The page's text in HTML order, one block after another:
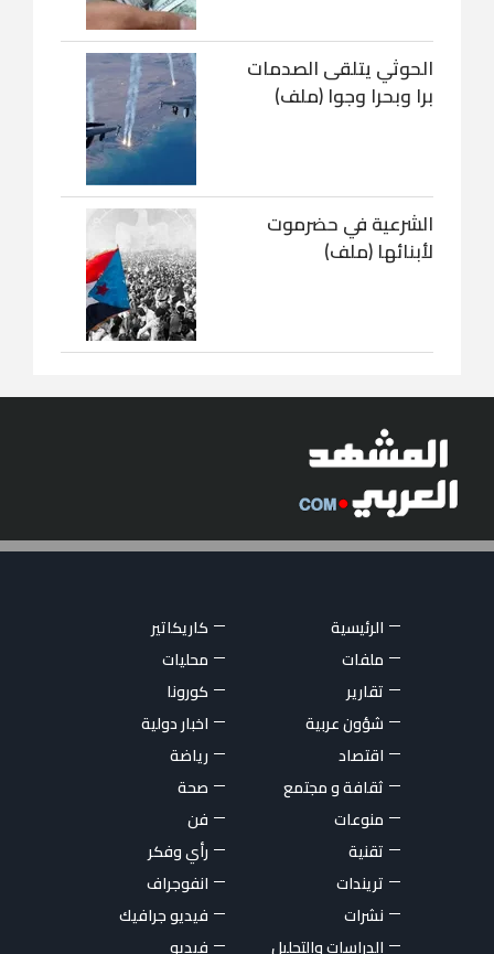
الحوثي يتلقى الصدمات
برا وبحرا وجوا (ملف)
الشرعية في حضرموت
لأبنائها (ملف)
الرئيسية
كاريكاتير
ملفات
محليات
تقارير
كورونا
شؤون عربية
اخبار دولية
اقتصاد
رياضة
ثقافة و مجتمع
صحة
منوعات
فن
تقنية
رأي وفكر
تريندات
انفوجراف
نشرات
فيديو جرافيك
الدراسات والتحليل
فيديو